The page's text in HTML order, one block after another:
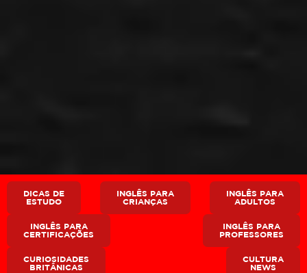
DICAS DE
ESTUDO
INGLÊS PARA
CRIANÇAS
INGLÊS PARA
ADULTOS
INGLÊS PARA
CERTIFICAÇÕES
INGLÊS PARA
PROFESSORES
CURIOSIDADES
BRITÂNICAS
CULTURA
NEWS